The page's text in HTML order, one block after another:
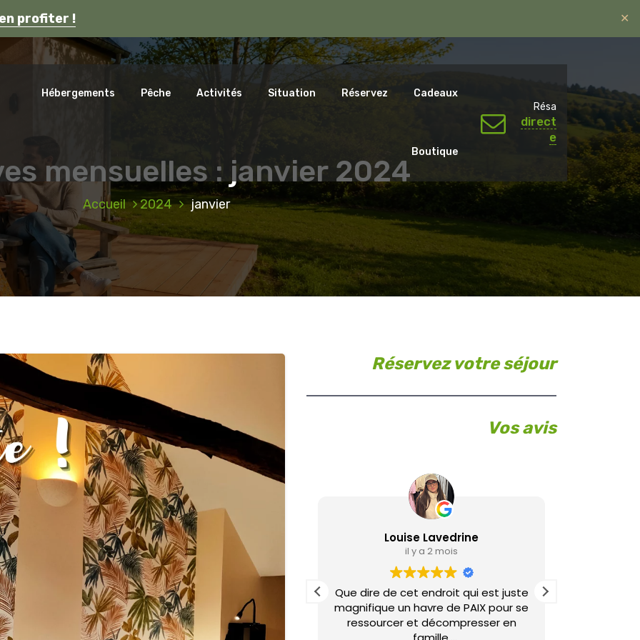
profiter ! ✕
Auvergne.
Hébergements Pêche Activités Situation Réservez Cadeaux
Boutique
Résa
direct
e
mensuelles : janvier 2024
Accueil 2024 janvier
Réservez votre séjour
Vos avis
Ghislain Pinaud
il y a 2 mois
Gîte confortable, propre, bien équipé
dans un cadre des plus agréables.
Sarah s'adapte aux demandes des
Louise Lavedrine
il y a 2 mois
Que dire de cet endroit qui est juste
magnifique un havre de PAIX pour se
ressourcer et décompresser en